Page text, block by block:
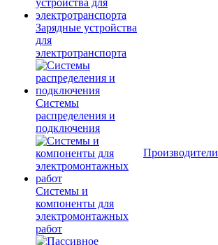
Зарядные устройства
для
электротранспорта
Системы
распределения и
подключения
Системы и
компоненты для
электромонтажных
работ
Производители